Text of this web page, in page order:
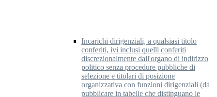
Incarichi dirigenziali, a qualsiasi titolo
conferiti, ivi inclusi quelli conferiti
discrezionalmente dall'organo di indirizzo
politico senza procedure pubbliche di
selezione e titolari di posizione
organizzativa con funzioni dirigenziali (da
pubblicare in tabelle che distinguano le